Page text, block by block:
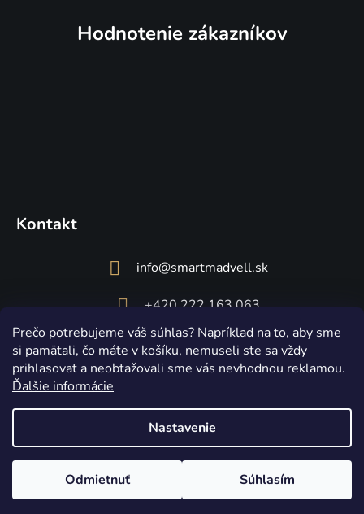
Prečo potrebujeme váš súhlas? Napríklad na to, aby sme
si pamätali, čo máte v košíku, nemuseli ste sa vždy
prihlasovať a neobťažovali sme vás nevhodnou reklamou.
Ďalšie informácie
Nastavenie
Odmietnuť Súhlasím
☀️ Posledná šanca! Akcia LETO končí dnes o polnoci. 🔥
Hodnotenie zákazníkov
Kontakt
info@smartmadvell.sk
+420 222 163 063
Vytvoril Shoptet
. Všetky práva vyhradené.
nastavenie cookies